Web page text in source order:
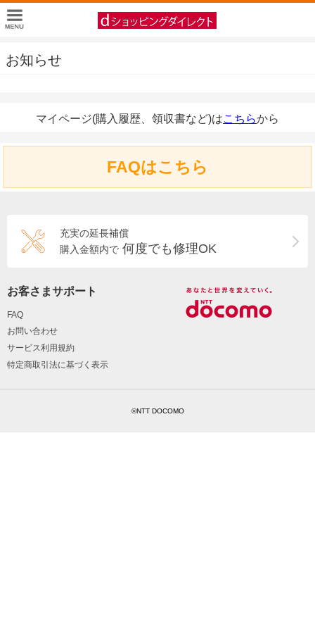
お知らせ
マイページ(購入履歴、領収書など)はこちらから
FAQはこちら
充実の延長補償
購入金額内で 何度でも修理OK
お客さまサポート
FAQ
お問い合わせ
サービス利用規約
特定商取引法に基づく表示
©NTT DOCOMO